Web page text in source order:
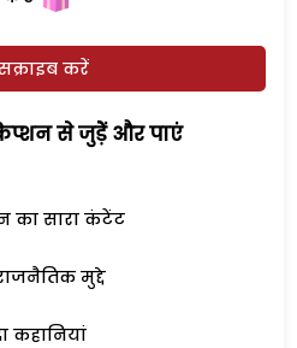
करें
से जुड़ेें और पाएं
का सारा कंटेंट
मुद्दे
कहानियां